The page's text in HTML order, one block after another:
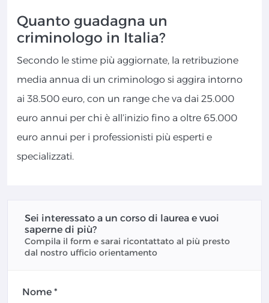
Quanto guadagna un
criminologo in Italia?
Secondo le stime più aggiornate, la retribuzione
media annua di un criminologo si aggira intorno
ai 38.500 euro, con un range che va dai 25.000
euro annui per chi è all’inizio fino a oltre 65.000
euro annui per i professionisti più esperti e
specializzati.
Sei interessato a un corso di laurea e vuoi
saperne di più?
Compila il form e sarai ricontattato al più presto
dal nostro ufficio orientamento
Nome *